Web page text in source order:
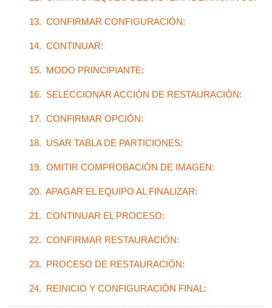
13. CONFIRMAR CONFIGURACIÓN:
14. CONTINUAR:
15. MODO PRINCIPIANTE:
16. SELECCIONAR ACCIÓN DE RESTAURACIÓN:
17. CONFIRMAR OPCIÓN:
18. USAR TABLA DE PARTICIONES:
19. OMITIR COMPROBACIÓN DE IMAGEN:
20. APAGAR EL EQUIPO AL FINALIZAR:
21. CONTINUAR EL PROCESO:
22. CONFIRMAR RESTAURACIÓN:
23. PROCESO DE RESTAURACIÓN:
24. REINICIO Y CONFIGURACIÓN FINAL: